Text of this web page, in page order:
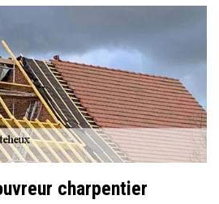
charpentier